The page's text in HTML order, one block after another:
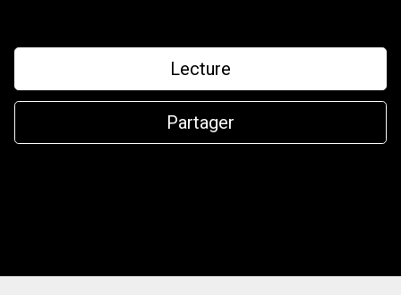
Lecture
Partager